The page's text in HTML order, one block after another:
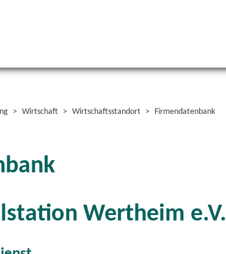
Wirtschaft Wirtschaftsstandort Firmendatenbank
Wertheim e.V.